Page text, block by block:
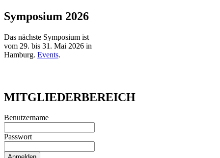
Symposium 2026
Das nächste Symposium ist
vom 29. bis 31. Mai 2026 in
Hamburg. Events.
MITGLIEDERBEREICH
Benutzername
Passwort